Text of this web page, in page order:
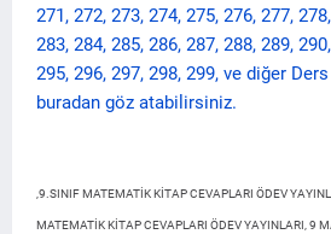
271, 272, 273, 274, 275, 276, 277,
283, 284, 285, 286, 287, 288, 289,
295, 296, 297, 298, 299, ve diğer
buradan göz atabilirsiniz.
,9.SINIF MATEMATİK KİTAP CEVAPLARI ÖDEV
MATEMATİK KİTAP CEVAPLARI ÖDEV YAYINLARI, 9